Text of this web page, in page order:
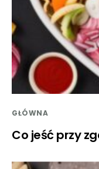
GŁÓWNA
Co jeść przy